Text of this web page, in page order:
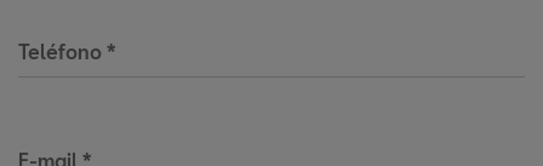
Teléfono *
E-mail *